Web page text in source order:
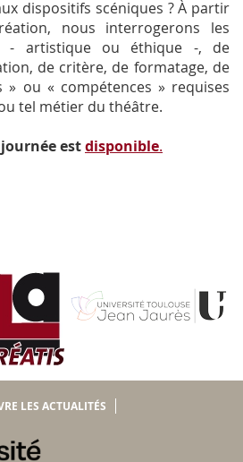
dispositifs scéniques ? À partir
nous interrogerons les
- artistique ou éthique -, de
de critère, de formatage, de
» ou « compétences » requises
tel métier du théâtre.
estdisponible.
LES ACTUALITÉS